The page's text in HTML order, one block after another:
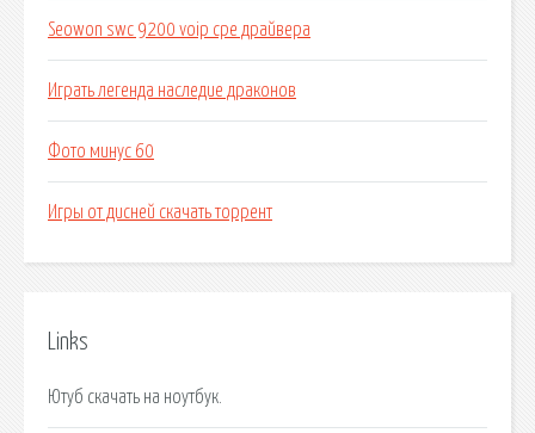
Seowon swc 9200 voip cpe драйвера
Играть легенда наследие драконов
Фото минус 60
Игры от дисней скачать торрент
Links
Ютуб скачать на ноутбук.